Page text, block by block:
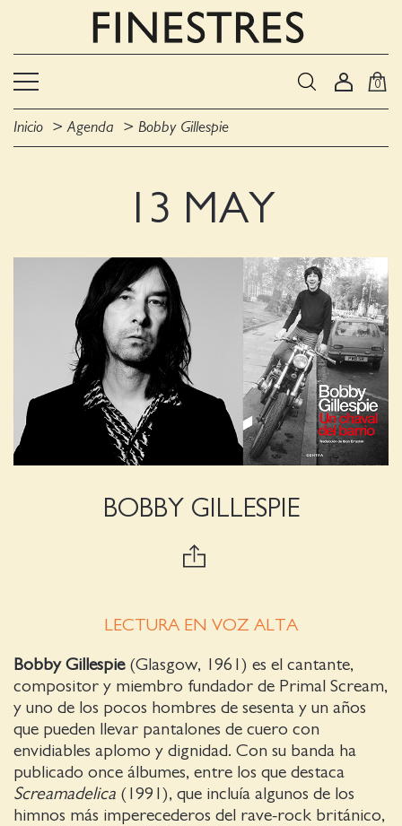
0
Inicio Agenda Bobby Gillespie
13 MAY
BOBBY GILLESPIE
LECTURA EN VOZ ALTA
Bobby Gillespie(Glasgow, 1961) es el cantante,
compositor y miembro fundador de Primal Scream,
y uno de los pocos hombres de sesenta y un años
que pueden llevar pantalones de cuero con
envidiables aplomo y dignidad. Con su banda ha
publicado once álbumes, entre los que destaca
Screamadelica (1991), que incluía algunos de los
himnos más imperecederos del rave-rock británico,